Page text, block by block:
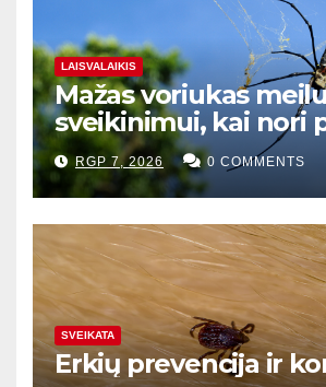
LAISVALAIKIS
Mažas voriukas
sveikinimui, kai nori
RGP 7, 2026 0 COMMENTS
SVEIKATA
Erkių prevencija ir